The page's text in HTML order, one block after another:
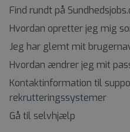
Find rundt på
Hvordan opretter jeg mig
Jeg har glemt mit
Hvordan ændrer jeg mit
Kontaktinformation til
rekrutteringssystemer
Gå til selvhjælp